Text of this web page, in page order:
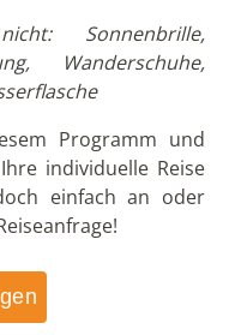
Sonnenbrille,
Wanderschuhe,
Programm und
individuelle Reise
einfach an oder